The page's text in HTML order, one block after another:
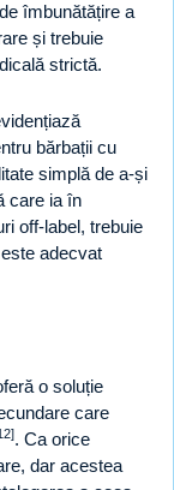
îmbunătățire a
și trebuie
strictă.
bărbații cu
simplă de a-și
care ia în
off-label, trebuie
adecvat
o soluție
care
. Ca orice
dar acestea